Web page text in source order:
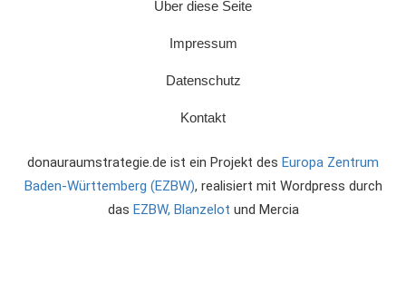
Über diese Seite
Impressum
Datenschutz
Kontakt
donauraumstrategie.de ist ein Projekt des Europa Zentrum
Baden-Württemberg (EZBW), realisiert mit Wordpress durch
das EZBW, Blanzelot und Mercia